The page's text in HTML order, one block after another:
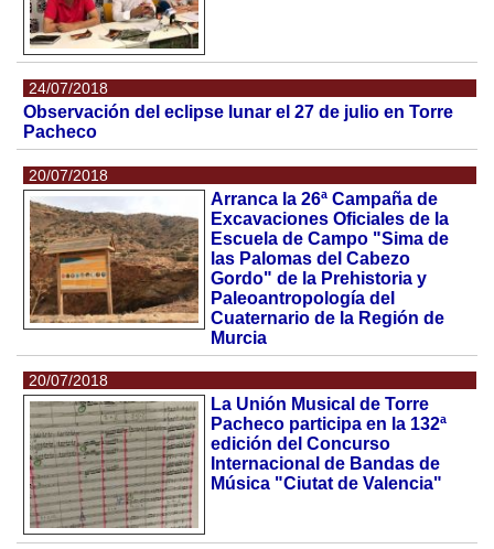
24/07/2018
Observación del eclipse lunar el 27 de julio en Torre
Pacheco
20/07/2018
Arranca la 26ª Campaña de
Excavaciones Oficiales de la
Escuela de Campo "Sima de
las Palomas del Cabezo
Gordo" de la Prehistoria y
Paleoantropología del
Cuaternario de la Región de
Murcia
20/07/2018
La Unión Musical de Torre
Pacheco participa en la 132ª
edición del Concurso
Internacional de Bandas de
Música "Ciutat de Valencia"